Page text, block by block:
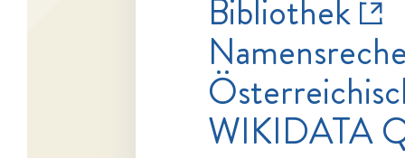
Bibliothek
WIKIDATA